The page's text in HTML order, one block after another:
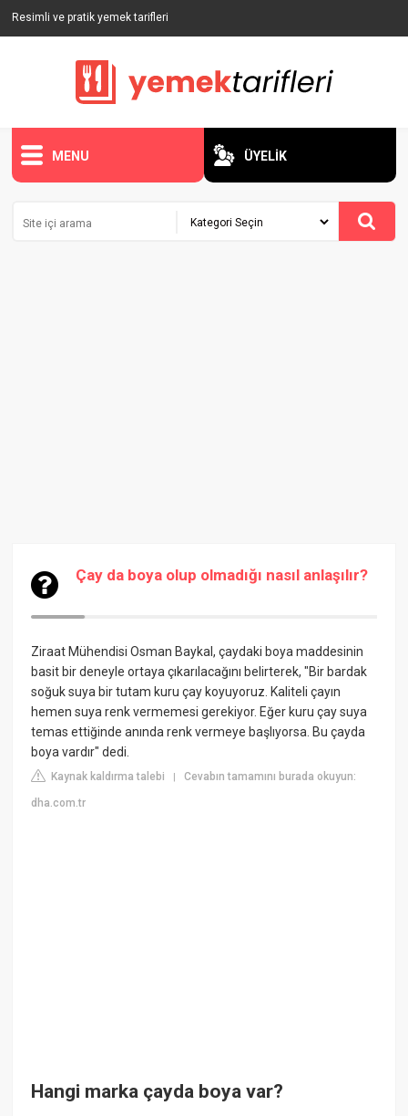
Resimli ve pratik yemek tarifleri
MENU ÜYELİK
Çay da boya olup olmadığı nasıl anlaşılır?
Ziraat Mühendisi Osman Baykal, çaydaki boya maddesinin
basit bir deneyle ortaya çıkarılacağını belirterek, "Bir bardak
soğuk suya bir tutam kuru çay koyuyoruz. Kaliteli çayın
hemen suya renk vermemesi gerekiyor. Eğer kuru çay suya
temas ettiğinde anında renk vermeye başlıyorsa. Bu çayda
boya vardır" dedi.
Kaynak kaldırma talebi |Cevabın tamamını burada okuyun:
dha.com.tr
Hangi marka çayda boya var?